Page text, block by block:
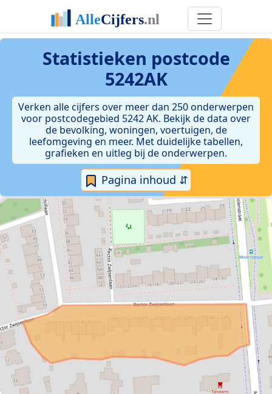
Statistieken postcode
5242AK
Verken alle cijfers over meer dan 250 onderwerpen
voor postcodegebied 5242 AK. Bekijk de data over
de bevolking, woningen, voertuigen, de
leefomgeving en meer. Met duidelijke tabellen,
grafieken en uitleg bij de onderwerpen.
Pagina inhoud ⇵